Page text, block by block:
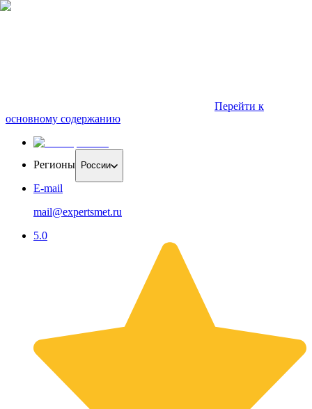
Перейти к
основному содержанию
Регионы России
E-mail
mail@expertsmet.ru
5.0